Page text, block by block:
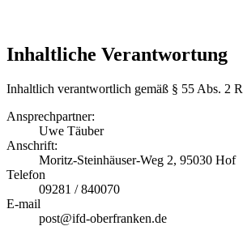
Inhaltliche Verantwortung
Inhaltlich verantwortlich gemäß § 55 Abs. 2
Ansprechpartner:
Uwe Täuber
Anschrift:
Moritz-Steinhäuser-Weg 2, 95030 Hof
Telefon
09281 / 840070
E-mail
post@ifd-oberfranken.de